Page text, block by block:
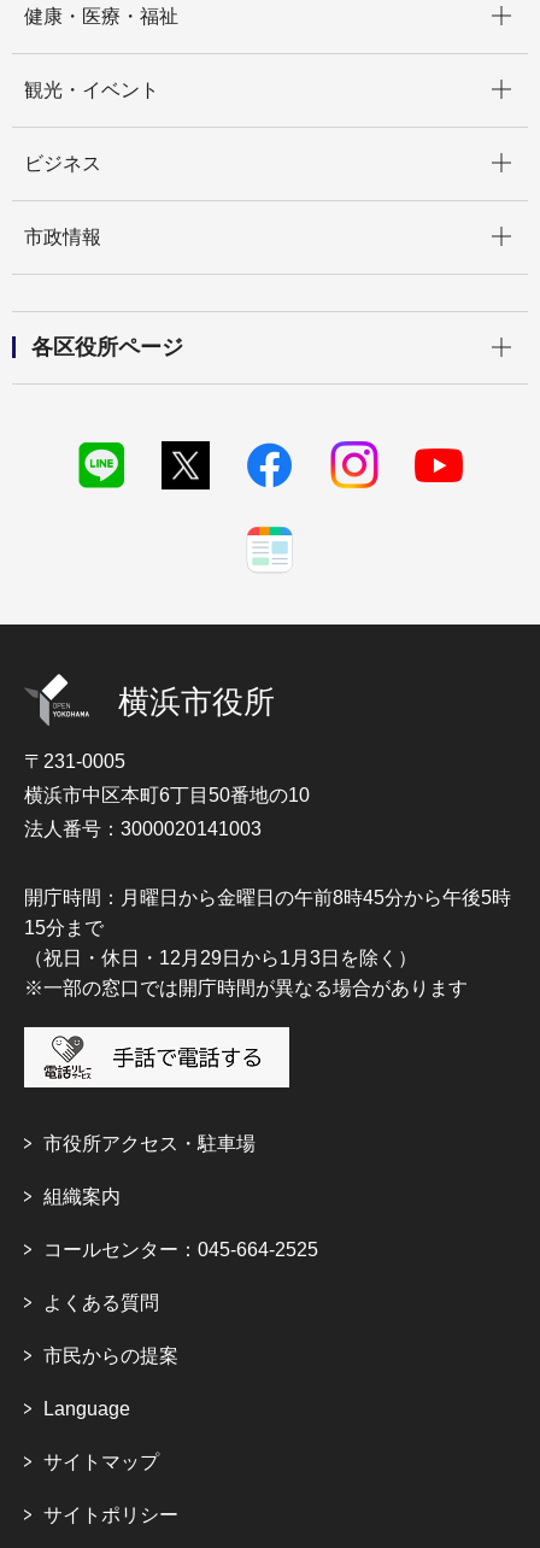
健康・医療・福祉
観光・イベント
ビジネス
市政情報
各区役所ページ
横浜市役所
〒231-0005
横浜市中区本町6丁目50番地の10
法人番号：3000020141003
開庁時間：月曜日から金曜日の午前8時45分から午後5時
15分まで
（祝日・休日・12月29日から1月3日を除く）
※一部の窓口では開庁時間が異なる場合があります
市役所アクセス・駐車場
組織案内
コールセンター：045-664-2525
よくある質問
市民からの提案
Language
サイトマップ
サイトポリシー